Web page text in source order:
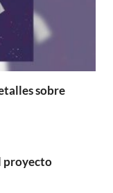
sobre
proyecto